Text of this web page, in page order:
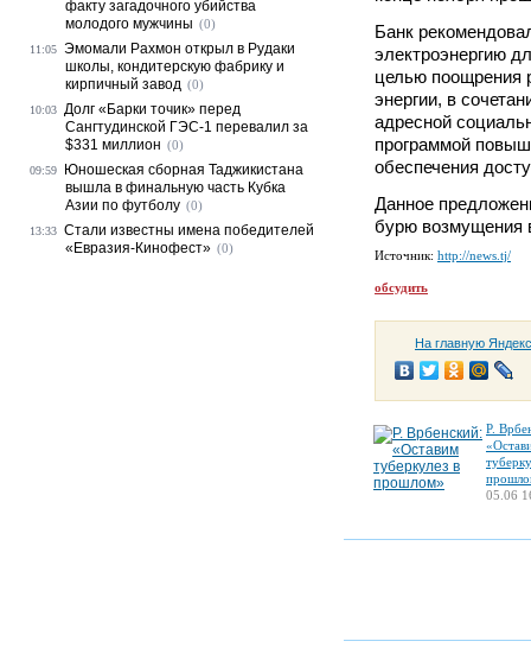
Банк
электроэнергию
целью поощрения
энергии, в
адресной
программой
обеспечения
Данное
бурю возмущения
Источник: http://news.tj/
обсудить
На главную
Р.
05.06
факту загадочного убийства
молодого мужчины (0)
11:05 Эмомали Рахмон открыл в Рудаки
школы, кондитерскую фабрику и
кирпичный завод (0)
10:03 Долг «Барки точик» перед
Сангтудинской ГЭС-1 перевалил за
$331 миллион (0)
09:59
Юношеская сборная Таджикистана
вышла в финальную часть Кубка
Азии по футболу (0)
13:33 Стали известны имена победителей
«Евразия-Кинофест» (0)